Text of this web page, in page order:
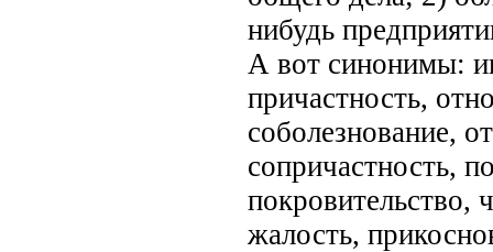
нибудь
А вот синонимы:
причастность,
соболезнование,
сопричастность,
покровительство,
жалость,